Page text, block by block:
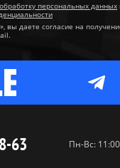
персональных данных
вы даете согласие на
63 Пн-Вс: